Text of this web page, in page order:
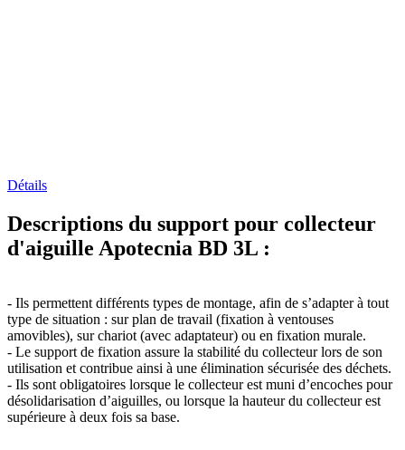
Détails
Descriptions du support pour collecteur
d'aiguille Apotecnia BD 3L :
- Ils permettent différents types de montage, afin de s’adapter à tout
type de situation : sur plan de travail (fixation à ventouses
amovibles), sur chariot (avec adaptateur) ou en fixation murale.
- Le support de fixation assure la stabilité du collecteur lors de son
utilisation et contribue ainsi à une élimination sécurisée des déchets.
- Ils sont obligatoires lorsque le collecteur est muni d’encoches pour
désolidarisation d’aiguilles, ou lorsque la hauteur du collecteur est
supérieure à deux fois sa base.